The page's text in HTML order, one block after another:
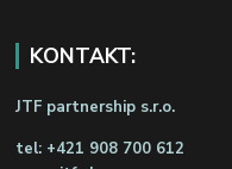
KONTAKT:
JTF partnership s.r.o.
tel: +421 908 700 612